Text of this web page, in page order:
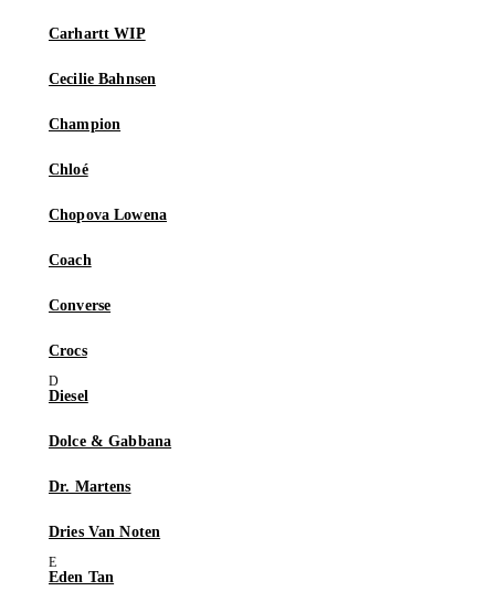
Carhartt WIP
Cecilie Bahnsen
Champion
Chloé
Chopova Lowena
Coach
Converse
Crocs
Diesel
Dolce & Gabbana
Dr. Martens
Dries Van Noten
Eden Tan